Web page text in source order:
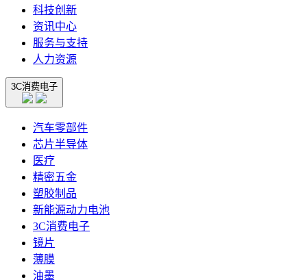
科技创新
资讯中心
服务与支持
人力资源
3C消费电子
汽车零部件
芯片半导体
医疗
精密五金
塑胶制品
新能源动力电池
3C消费电子
镜片
薄膜
油墨